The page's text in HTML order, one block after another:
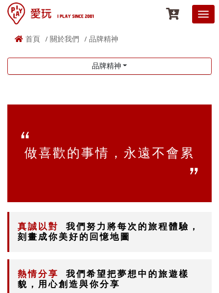
首頁 關於我們 品牌精神
品牌精神
做喜歡的事情，永遠不會累
真誠以對
我們努力將每次的旅程體驗，
刻畫成你美好的回憶地圖
熱情分享
我們希望把夢想中的旅遊樣
貌，用心創造與你分享